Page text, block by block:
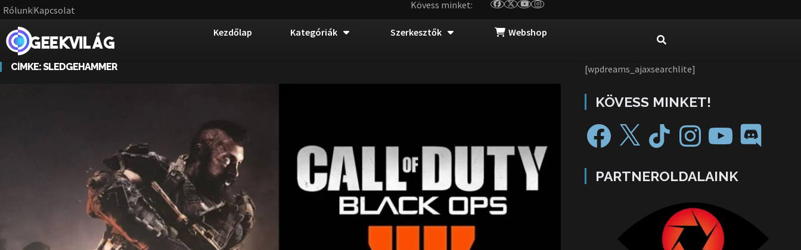
RólunkKapcsolat Kövess minket:
Kezdőlap Kategóriák Szerkesztők Webshop
CÍMKE:SLEDGEHAMMER [wpdreams_ajaxsearchlite]
KÖVESS MINKET!
PARTNEROLDALAINK